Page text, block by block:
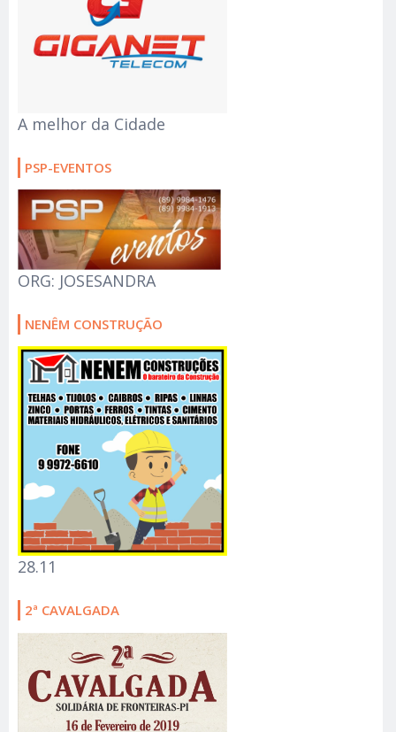
A melhor da Cidade
PSP-EVENTOS
ORG: JOSESANDRA
NENÊM CONSTRUÇÃO
28.11
2ª CAVALGADA